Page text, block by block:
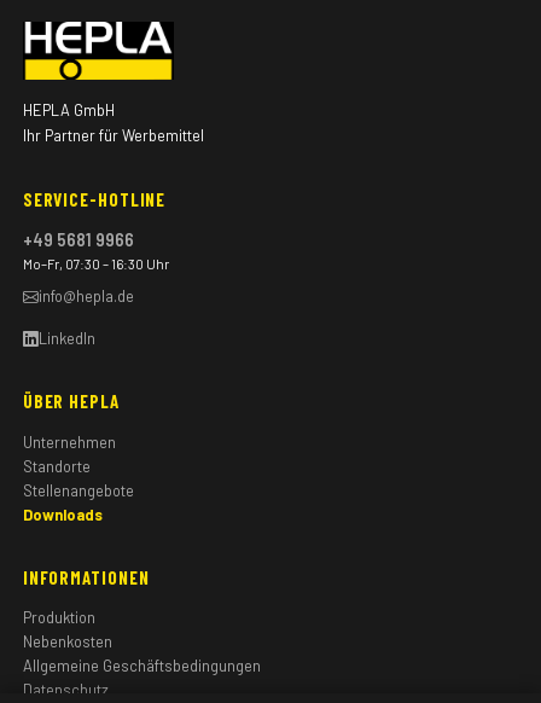
HEPLA GmbH
Ihr Partner für Werbemittel
SERVICE-HOTLINE
+49 5681 9966
Mo–Fr, 07:30 – 16:30 Uhr
info@hepla.de
LinkedIn
ÜBER HEPLA
Unternehmen
Standorte
Stellenangebote
Downloads
INFORMATIONEN
Produktion
Nebenkosten
Allgemeine Geschäftsbedingungen
Datenschutz